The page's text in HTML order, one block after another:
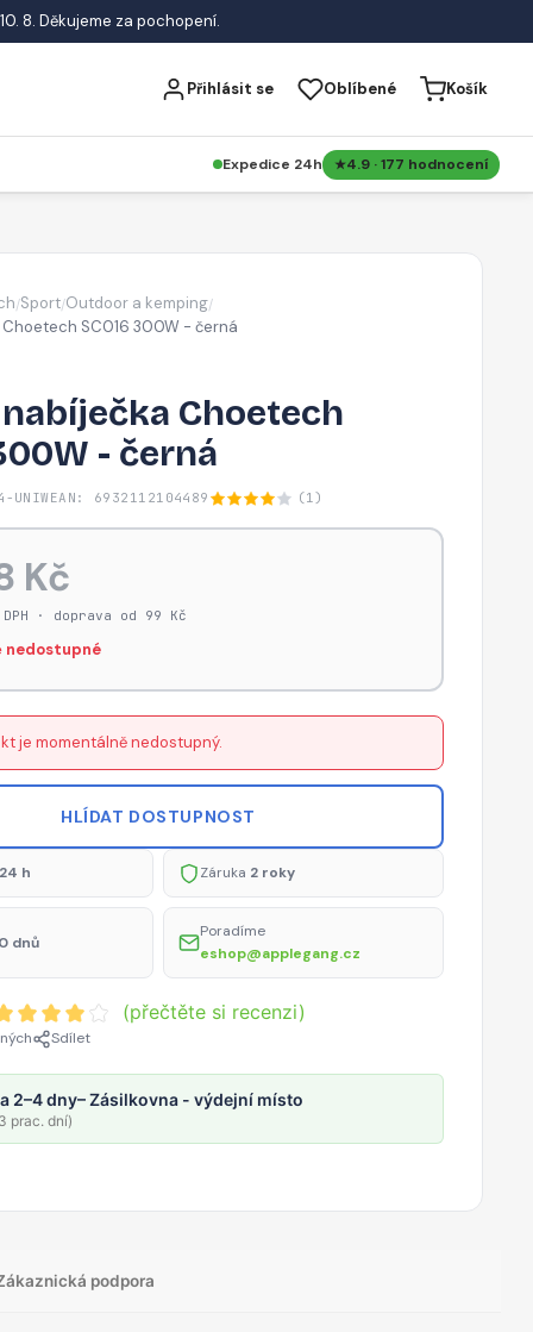
8. Děkujeme za pochopení.
Přihlásit se Oblíbené Košík
Expedice 24h 4.9 · 177 hodnocení
/Sport/Outdoor a kemping/
SC016 300W - černá
Choetech
- černá
UNIWEAN: 6932112104489 (1)
Kč
· doprava od 99 Kč
nedostupné
je momentálně nedostupný.
HLÍDAT DOSTUPNOST
h Záruka 2 roky
dnů
Poradíme
eshop@applegang.cz
(přečtěte si recenzi)
Sdílet
2–4 dny– Zásilkovna - výdejní místo
prac. dní)
podpora